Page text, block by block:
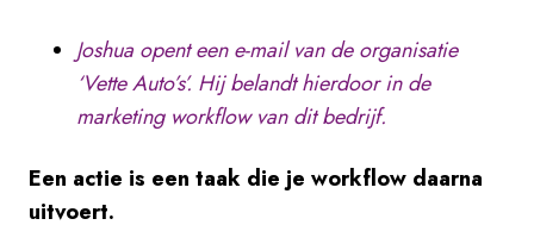
Joshua opent een e-mail van de organisatie
‘Vette Auto’s’. Hij belandt hierdoor in de
marketing workflow van dit bedrijf.
Een actie is een taak die je workflow daarna
uitvoert.